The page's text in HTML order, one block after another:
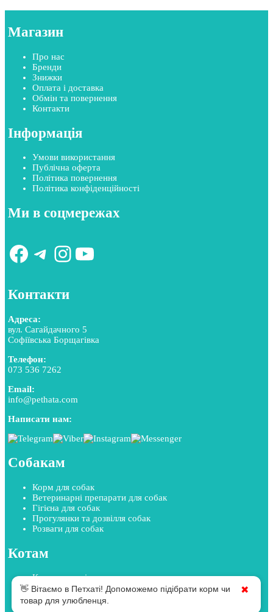
Магазин
Про нас
Бренди
Знижки
Оплата і доставка
Обмін та повернення
Контакти
Інформація
Умови використання
Публічна оферта
Політика повернення
Політика конфіденційності
Ми в соцмережах
Facebook
Telegram
Instagram
YouTube
Контакти
Адреса:
вул. Сагайдачного 5
Софіївська Борщагівка
Телефон:
073 536 7262
Email:
info@pethata.com
Написати нам:
Собакам
Корм для собак
Ветеринарні препарати для собак
Гігієна для собак
Прогулянки та дозвілля собак
Розваги для собак
Котам
Корм для котів
Ветеринарні препарати для котів
Гігієна для котів
Прогулянки та дозвілля котів
👋 Вітаємо в Петхаті! Допоможемо підібрати корм чи
товар для улюбленця.
✖